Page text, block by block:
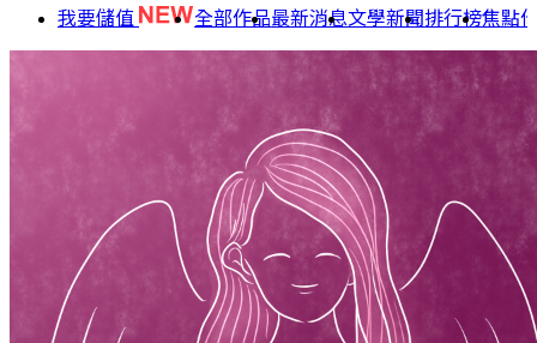
我要儲值 全部作品最新消息文學新聞排行榜焦點